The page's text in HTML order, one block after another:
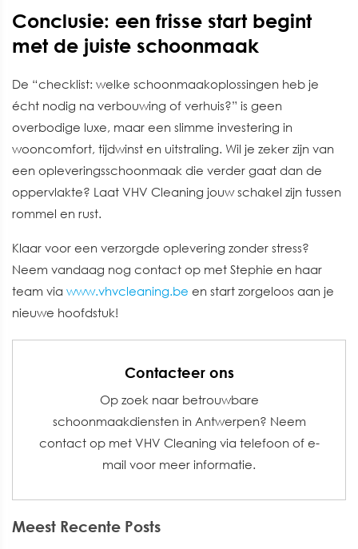
Conclusie: een frisse start begint
met de juiste schoonmaak
De “checklist: welke schoonmaakoplossingen heb je
écht nodig na verbouwing of verhuis?” is geen
overbodige luxe, maar een slimme investering in
wooncomfort, tijdwinst en uitstraling. Wil je zeker zijn van
een opleveringsschoonmaak die verder gaat dan de
oppervlakte? Laat VHV Cleaning jouw schakel zijn tussen
rommel en rust.
Klaar voor een verzorgde oplevering zonder stress?
Neem vandaag nog contact op met Stephie en haar
team via www.vhvcleaning.be en start zorgeloos aan je
nieuwe hoofdstuk!
Contacteer ons
Op zoek naar betrouwbare
schoonmaakdiensten in Antwerpen? Neem
contact op met VHV Cleaning via telefoon of e-
mail voor meer informatie.
Meest Recente Posts